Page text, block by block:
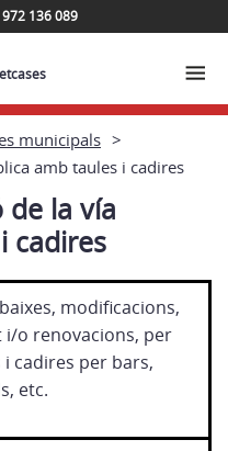
136 089
municipals
amb taules i cadires
de la vía
cadires
modificacions,
o renovacions, per
cadires per bars,
etc.